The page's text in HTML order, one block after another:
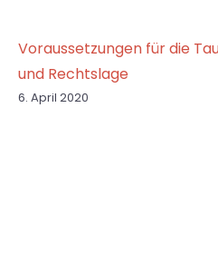
Voraussetzungen für die
und Rechtslage
6. April 2020